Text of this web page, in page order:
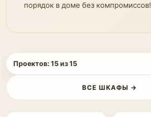
порядок в доме без компромиссов!
Проектов:15из15
ВСЕ ШКАФЫ →